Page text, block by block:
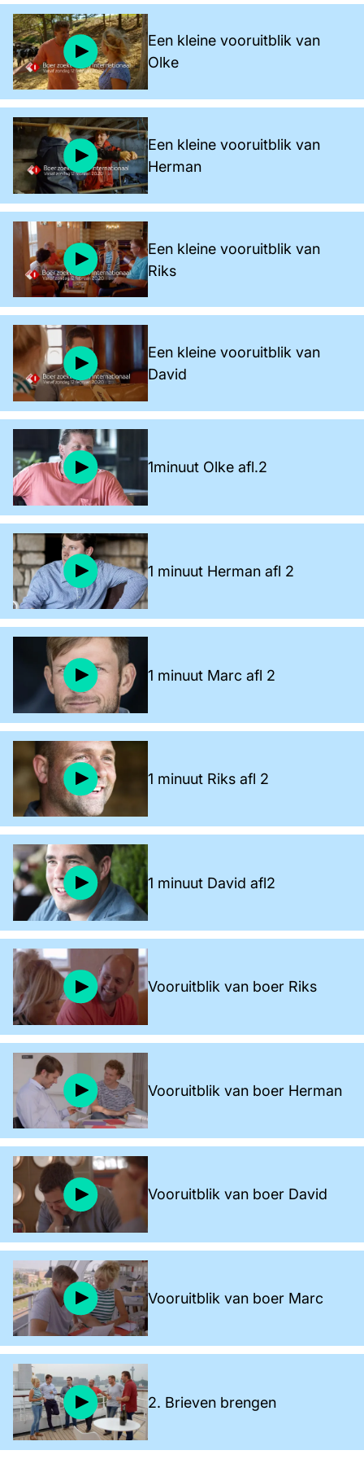
Een kleine vooruitblik van
Olke
Een kleine vooruitblik van
Herman
Een kleine vooruitblik van
Riks
Een kleine vooruitblik van
David
1minuut Olke afl.2
1 minuut Herman afl 2
1 minuut Marc afl 2
1 minuut Riks afl 2
1 minuut David afl2
Vooruitblik van boer Riks
Vooruitblik van boer Herman
Vooruitblik van boer David
Vooruitblik van boer Marc
2. Brieven brengen